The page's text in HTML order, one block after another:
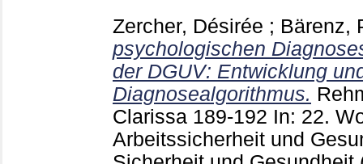
Zercher, Désirée ; Bärenz,
psychologischen
der DGUV: Entwicklung
Diagnosealgorithmus.
Clarissa 189-192 In: 22.
Arbeitssicherheit und